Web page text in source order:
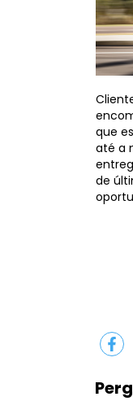
que
até a
de